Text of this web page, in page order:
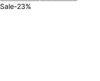
Sale-23%